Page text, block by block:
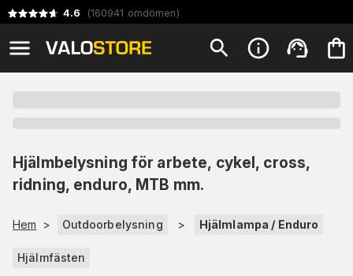
4.6 (160941 omdömen)
Hjälmbelysning för arbete, cykel, cross,
ridning, enduro, MTB mm.
Hem > Outdoorbelysning > Hjälmlampa / Enduro
Hjälmfästen